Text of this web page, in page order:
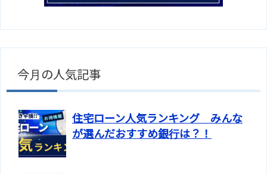
今月の人気記事
住宅ローン人気ランキング みんな
が選んだおすすめ銀行は？！